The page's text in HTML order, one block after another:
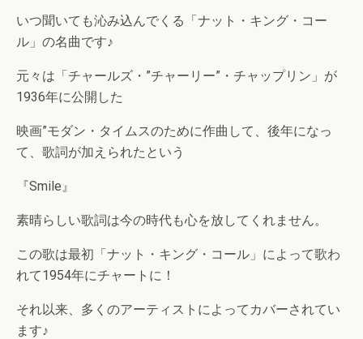
いつ聞いても沁み込んでくる「ナット・キング・コー
ル」の名曲です♪
元々は「チャールズ・”チャーリー”・チャップリン」が
1936年に公開した
映画”モダン・タイムスのために作曲して、後年になっ
て、歌詞が加えられたという
『Smile』
素晴らしい歌詞は今の時代も心を放してくれません。
この歌は最初「ナット・キング・コール」によって歌わ
れて1954年にチャートに！
それ以来、多くのアーティストによってカバーされてい
ます♪